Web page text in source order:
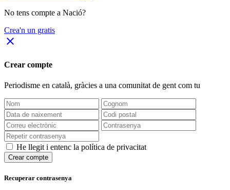
No tens compte a Nació?
Crea'n un gratis
close
Crear compte
Periodisme en català, gràcies a una comunitat de gent com tu
He llegit i entenc la política de privacitat
Crear compte
Recuperar contrasenya